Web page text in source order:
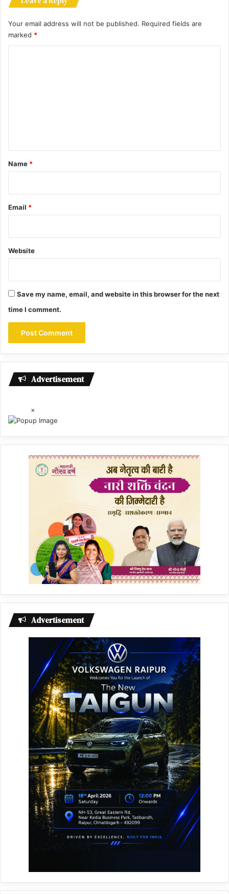
Your email address will not be published. Required fields are
marked *
*
Name *
Email *
Website
Save my name, email, and website in this browser for the next
time I comment.
Advertisement
×
Advertisement